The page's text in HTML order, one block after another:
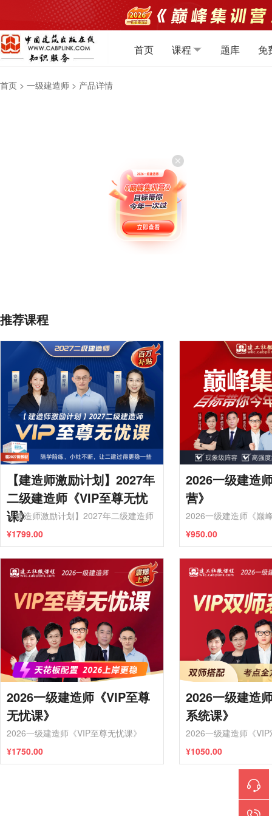
首页 课程 题库 免
首页 > 一级建造师 > 产品详情
推荐课程
【建造师激励计划】2027年
二级建造师《VIP至尊无忧
课》
【建造师激励计划】2027年二级建造师
《VIP至尊无忧课》
¥1799.00
2026一级建造
营》
2026一级建造师《巅
¥950.00
2026一级建造师《VIP至尊
无忧课》
2026一级建造师《VIP至尊无忧课》
¥1750.00
2026一级建造
系统课》
2026一级建造师《
¥1050.00